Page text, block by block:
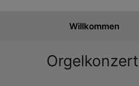
Willkommen
Orgelkonzert